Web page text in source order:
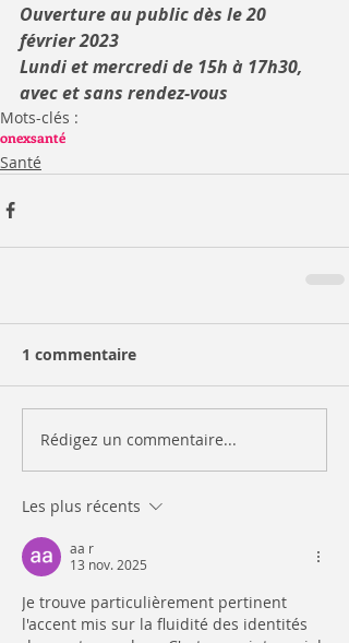
Ouverture au public dès le 20
février 2023
Lundi et mercredi de 15h à 17h30,
avec et sans rendez-vous
Mots-clés :
onexsanté
Santé
1 commentaire
Rédigez un commentaire...
Les plus récents
aa r
13 nov. 2025
Je trouve particulièrement pertinent
l'accent mis sur la fluidité des identités